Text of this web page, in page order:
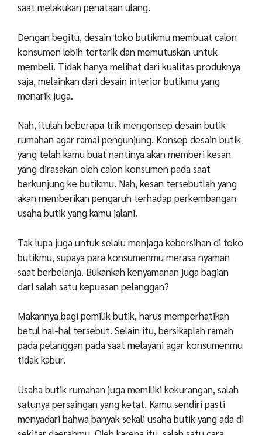
saat melakukan penataan ulang.
Dengan begitu, desain toko butikmu membuat calon
konsumen lebih tertarik dan memutuskan untuk
membeli. Tidak hanya melihat dari kualitas produknya
saja, melainkan dari desain interior butikmu yang
menarik juga.
Nah, itulah beberapa trik mengonsep desain butik
rumahan agar ramai pengunjung. Konsep desain butik
yang telah kamu buat nantinya akan memberi kesan
yang dirasakan oleh calon konsumen pada saat
berkunjung ke butikmu. Nah, kesan tersebutlah yang
akan memberikan pengaruh terhadap perkembangan
usaha butik yang kamu jalani.
Tak lupa juga untuk selalu menjaga kebersihan di toko
butikmu, supaya para konsumenmu merasa nyaman
saat berbelanja. Bukankah kenyamanan juga bagian
dari salah satu kepuasan pelanggan?
Makannya bagi pemilik butik, harus memperhatikan
betul hal-hal tersebut. Selain itu, bersikaplah ramah
pada pelanggan pada saat melayani agar konsumenmu
tidak kabur.
Usaha butik rumahan juga memiliki kekurangan, salah
satunya persaingan yang ketat. Kamu sendiri pasti
menyadari bahwa banyak sekali usaha butik yang ada di